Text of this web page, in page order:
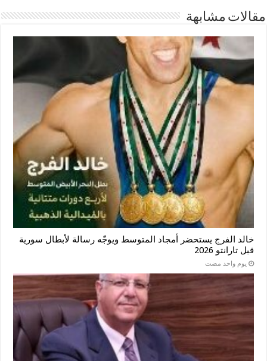
مقالات مشابهة
خالد الفرج يستحضر أمجاد المتوسط ويوجّه رسالة لأبطال سورية
قبل تارانتو 2026
‏يوم واحد مضت